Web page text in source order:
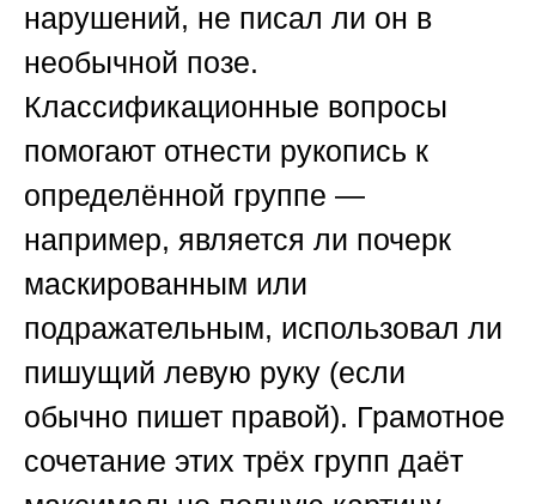
нарушений, не писал ли он в
необычной позе.
Классификационные вопросы
помогают отнести рукопись к
определённой группе —
например, является ли почерк
маскированным или
подражательным, использовал ли
пишущий левую руку (если
обычно пишет правой). Грамотное
сочетание этих трёх групп даёт